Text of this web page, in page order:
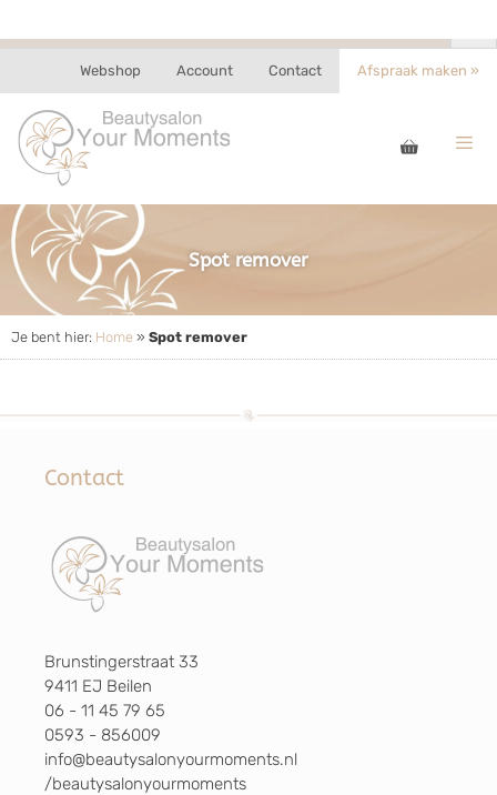
Webshop Account Contact Afspraak maken »
Spot remover
Je bent hier: Home » Spot remover
Contact
Brunstingerstraat 33
9411 EJ Beilen
06 - 11 45 79 65
0593 - 856009
info@beautysalonyourmoments.nl
/beautysalonyourmoments